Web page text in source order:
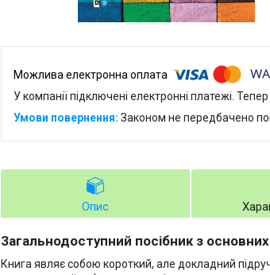
У компанії підключені електронні платежі.
Законом не передбачено
Опис
Загальнодоступний посібник з
Книга являє собою короткий, але докладний